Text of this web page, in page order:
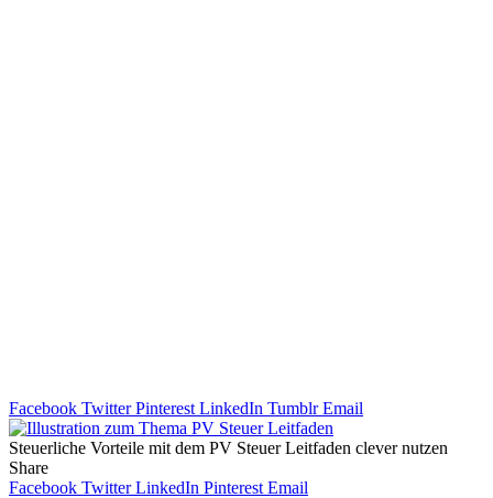
Facebook Twitter Pinterest LinkedIn Tumblr Email
Steuerliche Vorteile mit dem PV Steuer Leitfaden clever nutzen
Share
Facebook Twitter LinkedIn Pinterest Email